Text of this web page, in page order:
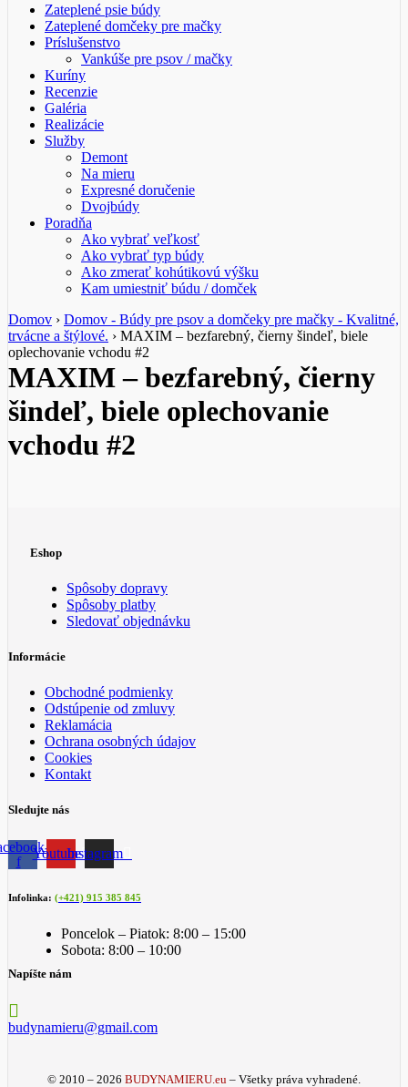
Zateplené psie búdy
Zateplené domčeky pre mačky
Príslušenstvo
Vankúše pre psov / mačky
Kuríny
Recenzie
Galéria
Realizácie
Služby
Demont
Na mieru
Expresné doručenie
Dvojbúdy
Poradňa
Ako vybrať veľkosť
Ako vybrať typ búdy
Ako zmerať kohútikovú výšku
Kam umiestniť búdu / domček
Domov › Domov - Búdy pre psov a domčeky pre mačky - Kvalitné,
trvácne a štýlové. › MAXIM – bezfarebný, čierny šindeľ, biele
oplechovanie vchodu #2
MAXIM – bezfarebný, čierny
šindeľ, biele oplechovanie
vchodu #2
Eshop
Spôsoby dopravy
Spôsoby platby
Sledovať objednávku
Informácie
Obchodné podmienky
Odstúpenie od zmluvy
Reklamácia
Ochrana osobných údajov
Cookies
Kontakt
Sledujte nás
f
YoutubeInstagram
Infolinka: (+421) 915 385 845
Poncelok – Piatok: 8:00 – 15:00
Sobota: 8:00 – 10:00
Napíšte nám
budynamieru@gmail.com
© 2010 – 2026 BUDYNAMIERU.eu – Všetky práva vyhradené.